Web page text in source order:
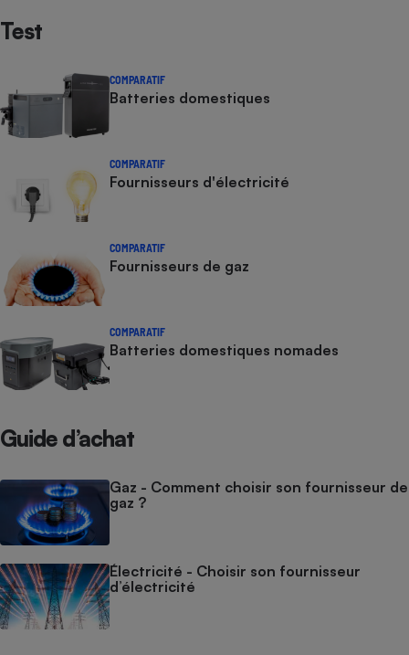
Test
COMPARATIF
Batteries domestiques
COMPARATIF
Fournisseurs d'électricité
COMPARATIF
Fournisseurs de gaz
COMPARATIF
Batteries domestiques nomades
Guide d’achat
Gaz - Comment choisir son fournisseur de
gaz ?
Électricité - Choisir son fournisseur
d’électricité